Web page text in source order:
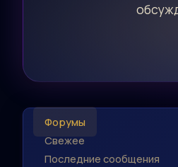
Форумы
Свежее
Последние сообщения